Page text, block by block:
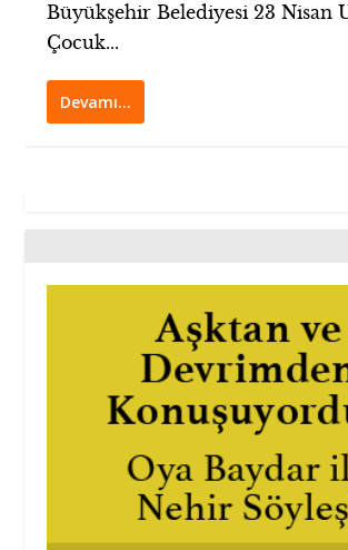
Büyükşehir Belediyesi 23 Nisan
Çocuk...
Devamı…